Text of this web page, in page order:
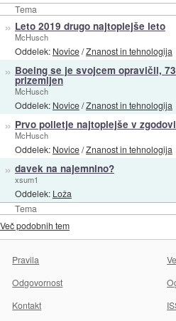
Tema
Tema
» Leto 2019 drugo najtoplejše leto
McHusch
Oddelek: Novice/Znanost in tehnologija
» Boeing se je svojcem opravičil,
prizemljen
McHusch
Oddelek: Novice/Znanost in tehnologija
» Prvo polletje najtoplejše v
McHusch
Oddelek: Novice/Znanost in tehnologija
» davek na najemnino?
xsum1
Oddelek: Loža
Več podobnih tem
Pravila
Odgovornost
Kontakt